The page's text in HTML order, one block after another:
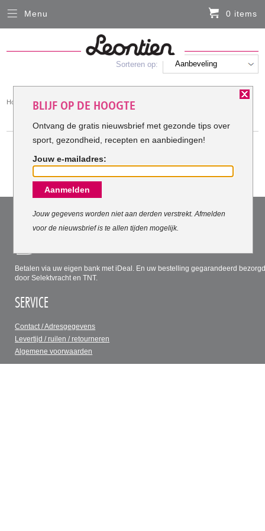
You
Home Hardloopkleding Sportsokken
SPORTSOKKEN
Sorteren op: Aanbeveling
Menu 0 items
VEILIG EN VERTROUWD
Betalen via uw eigen bank met iDeal. En uw bestelling gegarandeerd
door Selektvracht en TNT.
SERVICE
Contact / Adresgegevens
Levertijd / ruilen / retourneren
Algemene voorwaarden
Sluiten
FIETSKLEDING
SERVICE
Inloggen
Contact- en adresgegevens
Levertijd, retourneren, ruilen
BLIJF OP DE HOOGTE
Ontvang de gratis nieuwsbrief met gezonde tips over
sport, gezondheid, recepten en aanbiedingen!
Jouw e-mailadres:
Aanmelden
Jouw gegevens worden niet aan derden verstrekt. Afmelden
voor de nieuwsbrief is te allen tijden mogelijk.